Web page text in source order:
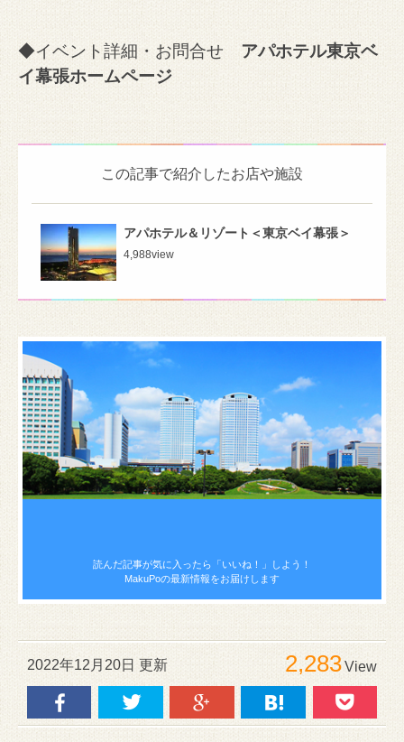
◆イベント詳細・お問合せ アパホテル東京ベ
イ幕張ホームページ
この記事で紹介したお店や施設
アパホテル＆リゾート＜東京ベイ幕張＞
4,988view
読んだ記事が気に入ったら 「いいね！」しよう！
MakuPoの最新情報をお届けします
2022年12月20日 更新 2,283View